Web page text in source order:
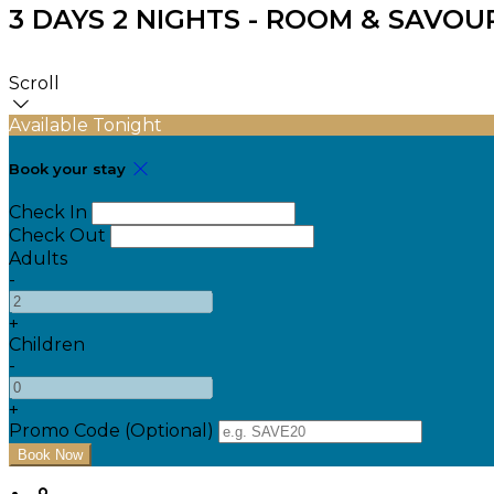
3 DAYS 2 NIGHTS - ROOM &
Scroll
Available Tonight
Book your stay
Check In
Check Out
Adults
-
+
Children
-
+
Promo Code (Optional)